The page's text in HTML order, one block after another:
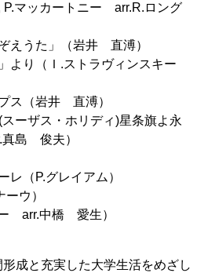
P.マッカートニー arr.R.ロング
えうた」（岩井 直溥）
より（Ｉ.ストラヴィンスキー
ス（岩井 直溥）
ーザス・ホリディ)星条旗よ永
島 俊夫）
レ（P.グレイアム）
ウ）
arr.中橋 愛生）
成と充実した大学生活をめざし